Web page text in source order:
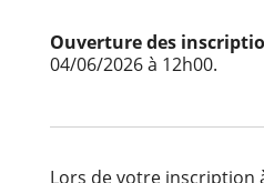
Ouverture des
04/06/2026 à 12h00.
Lors de votre inscription